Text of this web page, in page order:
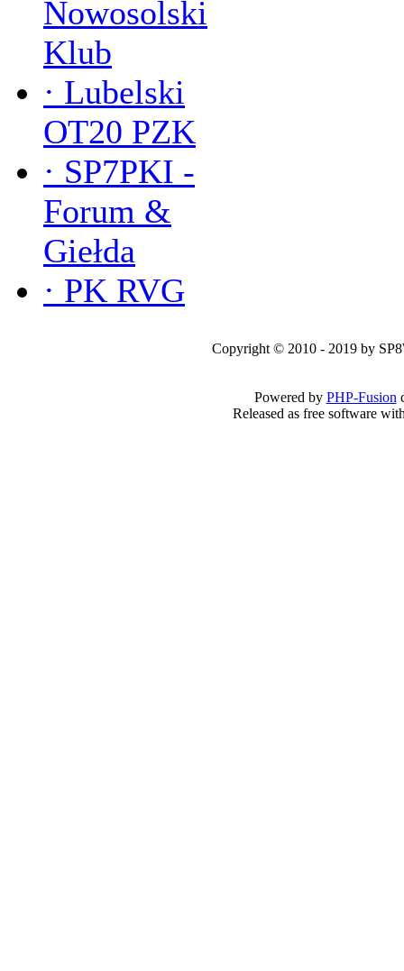
Nowosolski
Klub
· Lubelski
OT20 PZK
· SP7PKI -
Forum &
Giełda
· PK RVG
Copyright © 2010 - 2019 by
Powered by PHP-Fusion
Released as free software